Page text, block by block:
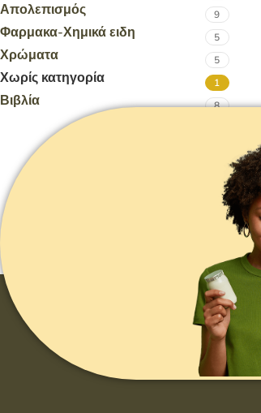
Απολεπισμός 9
Φαρμακα-Χημικά ειδη 5
Χρώματα 5
Χωρίς κατηγορία 1
Βιβλία 8